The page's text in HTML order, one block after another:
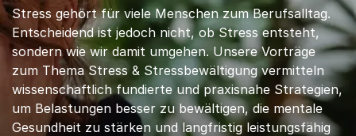
Stress gehört für viele Menschen zum Berufsalltag.
Entscheidend ist jedoch nicht, ob Stress entsteht,
sondern wie wir damit umgehen. Unsere Vorträge
zum Thema Stress & Stressbewältigung vermitteln
wissenschaftlich fundierte und praxisnahe Strategien,
um Belastungen besser zu bewältigen, die mentale
Gesundheit zu stärken und langfristig leistungsfähig